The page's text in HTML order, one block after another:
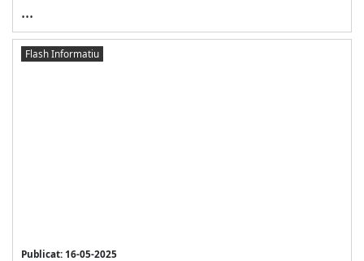
...
Flash Informatiu
Publicat: 16-05-2025